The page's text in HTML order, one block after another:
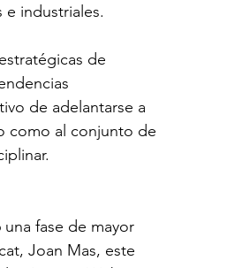
industriales.
de
de adelantarse a
como al conjunto de
fase de mayor
Joan Mas, este